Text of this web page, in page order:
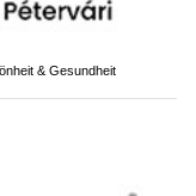
& Gesundheit